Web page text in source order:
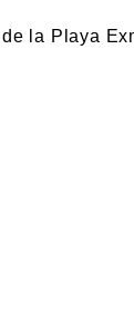
la Playa